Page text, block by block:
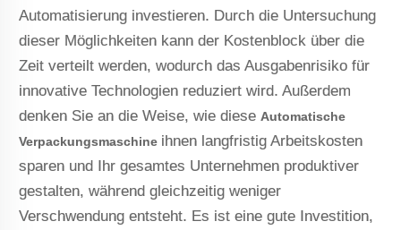
Automatisierung investieren. Durch die Untersuchung
dieser Möglichkeiten kann der Kostenblock über die
Zeit verteilt werden, wodurch das Ausgabenrisiko für
innovative Technologien reduziert wird. Außerdem
denken Sie an die Weise, wie dieseAutomatische
Verpackungsmaschine ihnen langfristig Arbeitskosten
sparen und Ihr gesamtes Unternehmen produktiver
gestalten, während gleichzeitig weniger
Verschwendung entsteht. Es ist eine gute Investition,